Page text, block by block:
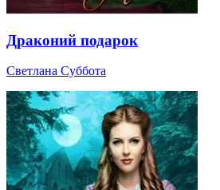
Драконий подарок
Светлана Суббота